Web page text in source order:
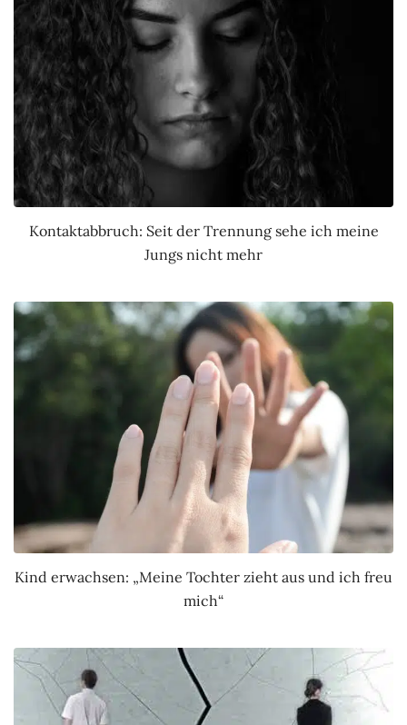
Kontaktabbruch: Seit der Trennung sehe ich meine
Jungs nicht mehr
Kind erwachsen: „Meine Tochter zieht aus und ich freu
mich“